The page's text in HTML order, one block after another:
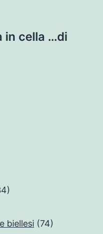
in cella …di
biellesi (74)